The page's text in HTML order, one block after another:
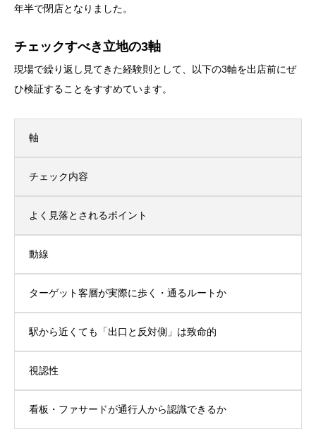
年半で閉店となりました。
チェックすべき立地の3軸
現場で繰り返し見てきた経験則として、以下の3軸を出店前にぜ
ひ検証することをすすめています。
軸
チェック内容
よく見落とされるポイント
動線
ターゲット客層が実際に歩く・通るルートか
駅から近くても「出口と反対側」は致命的
視認性
看板・ファサードが通行人から認識できるか